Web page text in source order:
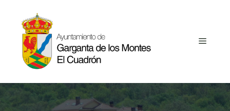
contenido